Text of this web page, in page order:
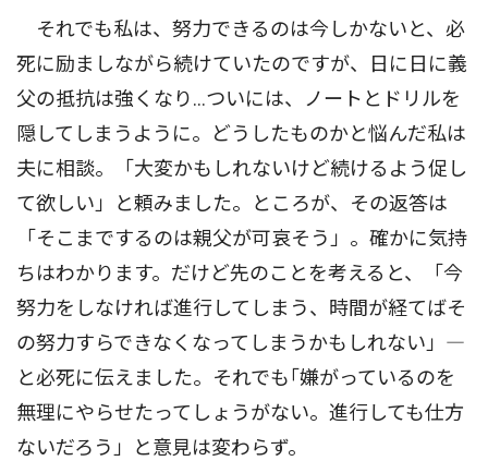
それでも私は、努力できるのは今しかないと、必
死に励ましながら続けていたのですが、日に日に義
父の抵抗は強くなり…ついには、ノートとドリルを
隠してしまうように。どうしたものかと悩んだ私は
夫に相談。「大変かもしれないけど続けるよう促し
て欲しい」と頼みました。ところが、その返答は
「そこまでするのは親父が可哀そう」。確かに気持
ちはわかります。だけど先のことを考えると、「今
努力をしなければ進行してしまう、時間が経てばそ
の努力すらできなくなってしまうかもしれない」―
と必死に伝えました。それでも｢嫌がっているのを
無理にやらせたってしょうがない。進行しても仕方
ないだろう」と意見は変わらず。